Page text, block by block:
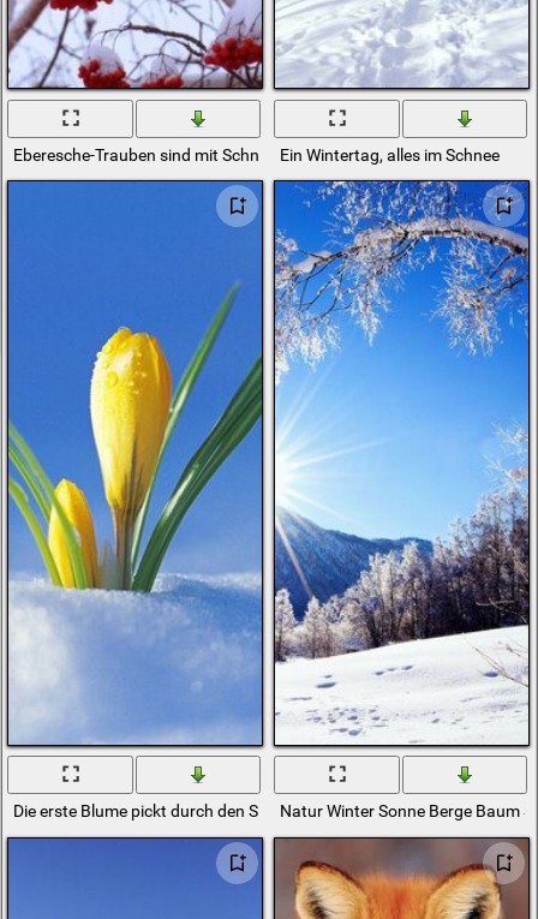
Eberesche-Trauben sind mit Schnee bedecktEin Wintertag, alles im Schnee
Die erste Blume pickt durch den SchneeNatur Winter Sonne Berge Baum